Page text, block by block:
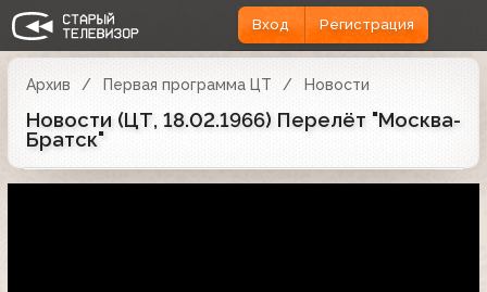
Вход Регистрация
Архив Первая программа ЦТ Новости
Новости (ЦТ, 18.02.1966) Перелёт "Москва-
Братск"